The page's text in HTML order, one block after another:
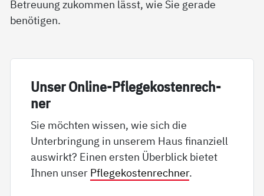
Betreuung zukommen lässt, wie Sie gerade
benötigen.
Un­ser On­li­ne-Pf­le­ge­kos­ten­rech­
ner
Sie möchten wissen, wie sich die
Unterbringung in unserem Haus finanziell
auswirkt? Einen ersten Überblick bietet
Ihnen unser Pflegekostenrechner.